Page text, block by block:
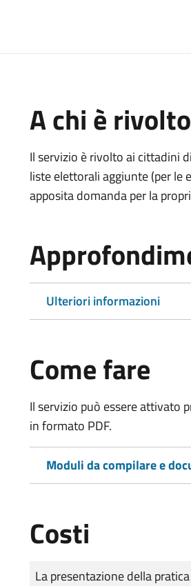
A chi è rivolto
Il servizio è rivolto ai cittadini
liste elettorali aggiunte (per le
apposita domanda per la
Ulteriori informazioni
Come fare
Il servizio può essere attivato
in formato PDF.
Moduli da compilare e
Costi
Tipo di pagamento
Importo
La presentazione della